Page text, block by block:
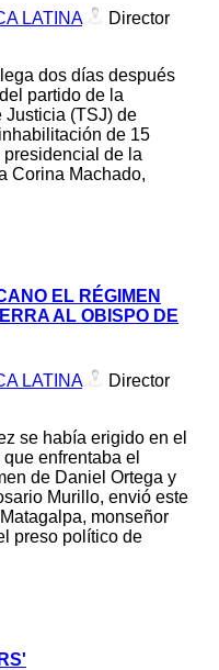
LATINA
Director
dos días después
partido de la
Justicia (TSJ) de
de 15
de la
Corina Machado,
EL RÉGIMEN
AL OBISPO DE
LATINA
Director
se había erigido en el
enfrentaba el
de Daniel Ortega y
Murillo, envió este
monseñor
preso político de